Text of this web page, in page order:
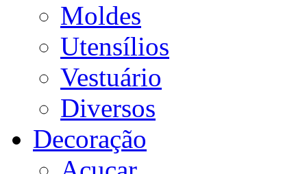
Moldes
Utensílios
Vestuário
Diversos
Decoração